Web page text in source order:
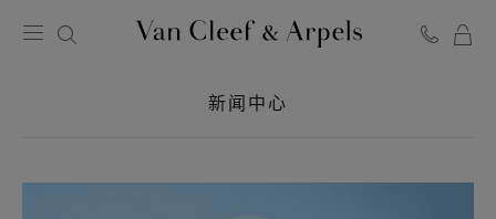
&
克
新闻中心